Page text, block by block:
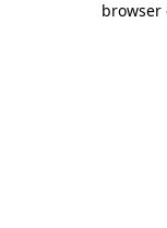
browser